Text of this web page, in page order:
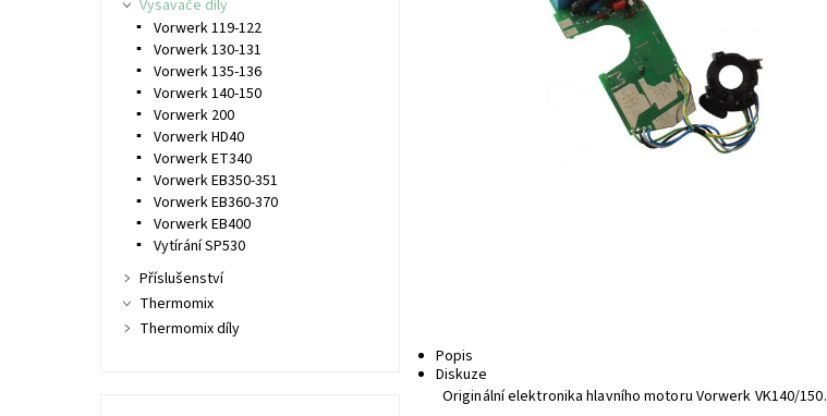
Popis
Diskuze
Originální elektronika hlavního motoru Vorwerk VK140/150.
Vysavače díly
Vorwerk 119-122
Vorwerk 130-131
Vorwerk 135-136
Vorwerk 140-150
Vorwerk 200
Vorwerk HD40
Vorwerk ET340
Vorwerk EB350-351
Vorwerk EB360-370
Vorwerk EB400
Vytírání SP530
Příslušenství
Thermomix
Thermomix díly